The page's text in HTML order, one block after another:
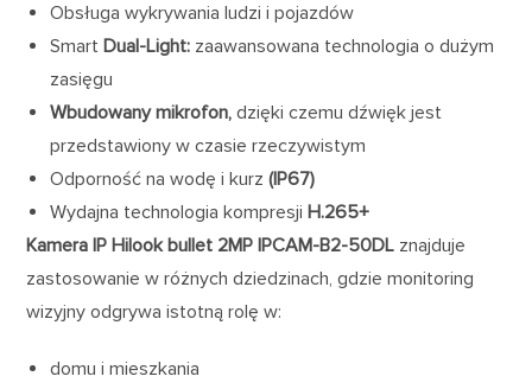
Obsługa wykrywania ludzi i pojazdów
Smart Dual-Light: zaawansowana technologia o dużym
zasięgu
Wbudowany mikrofon,dzięki czemu dźwięk jest
przedstawiony w czasie rzeczywistym
Odporność na wodę i kurz(IP67)
Wydajna technologia kompresji H.265+
Kamera IP Hilook bullet 2MP IPCAM-B2-50DL znajduje
zastosowanie w różnych dziedzinach, gdzie monitoring
wizyjny odgrywa istotną rolę w:
domu i mieszkania